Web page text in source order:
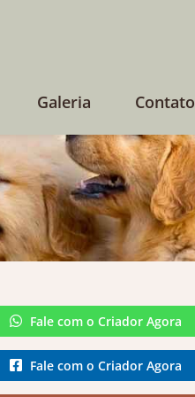
Galeria Contato
Fale com o Criador Agora
Fale com o Criador Agora